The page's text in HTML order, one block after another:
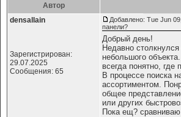
Автор
densallain
Зарегистрирован:
29.07.2025
Сообщения: 65
Добавлено: Tue Jun
панели?
Добрый день!
Недавно
небольшого
всегда понятно, где
В процессе поиска
ассортиментом.
общее
или других
Пока ещ?